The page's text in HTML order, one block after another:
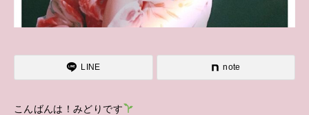
LINE note
こんばんは！みどりです